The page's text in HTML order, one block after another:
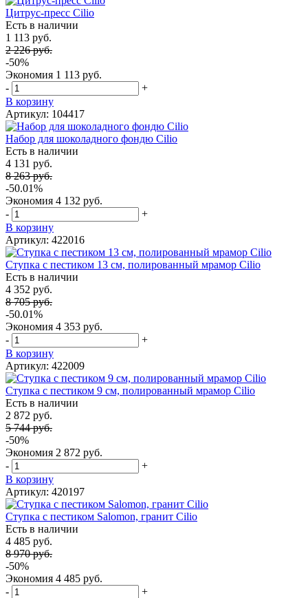
Цитрус-пресс Cilio
Есть в наличии
1 113 руб.
2 226 руб.
-50%
Экономия 1 113 руб.
-
+
В корзину
Артикул: 104417
Набор для шоколадного фондю Cilio
Есть в наличии
4 131 руб.
8 263 руб.
-50.01%
Экономия 4 132 руб.
-
+
В корзину
Артикул: 422016
Ступка с пестиком 13 см, полированный мрамор Cilio
Есть в наличии
4 352 руб.
8 705 руб.
-50.01%
Экономия 4 353 руб.
-
+
В корзину
Артикул: 422009
Ступка с пестиком 9 см, полированный мрамор Cilio
Есть в наличии
2 872 руб.
5 744 руб.
-50%
Экономия 2 872 руб.
-
+
В корзину
Артикул: 420197
Ступка с пестиком Salomon, гранит Cilio
Есть в наличии
4 485 руб.
8 970 руб.
-50%
Экономия 4 485 руб.
-
+